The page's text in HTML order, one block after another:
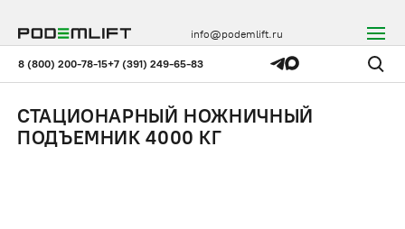
8 (800) 200-78-15+7 (391) 249-65-83
info@podemlift.ru
СТАЦИОНАРНЫЙ НОЖНИЧНЫЙ
ПОДЪЕМНИК 4000 КГ